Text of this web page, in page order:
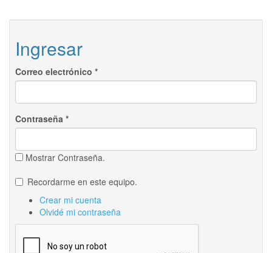
Ingresar
Correo electrónico *
Contraseña *
Mostrar Contraseña.
Recordarme en este equipo.
Crear mi cuenta
Olvidé mi contraseña